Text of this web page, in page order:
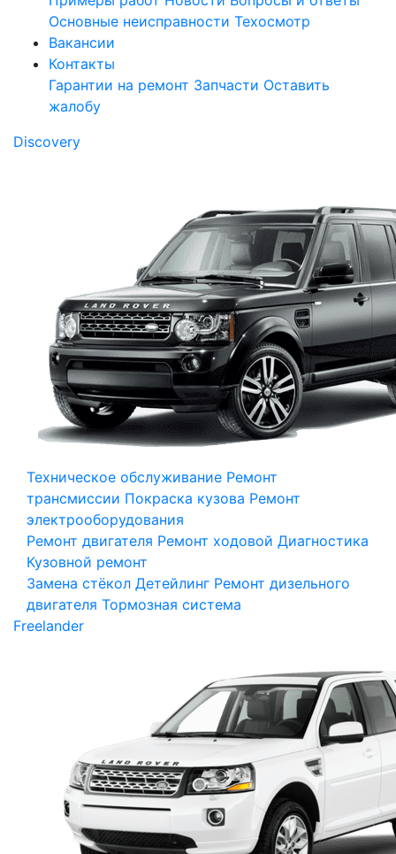
Основные неисправности Техосмотр
Вакансии
Контакты
Гарантии на ремонт Запчасти Оставить
жалобу
Discovery
Техническое обслуживание Ремонт
трансмиссии Покраска кузова Ремонт
электрооборудования
Ремонт двигателя Ремонт ходовой Диагностика
Кузовной ремонт
Замена стёкол Детейлинг Ремонт дизельного
двигателя Тормозная система
Freelander